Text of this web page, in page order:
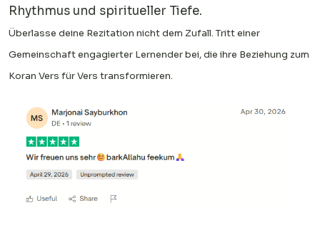
Rhythmus und spiritueller Tiefe.
Überlasse deine Rezitation nicht dem Zufall. Tritt einer
Gemeinschaft engagierter Lernender bei, die ihre Beziehung zum
Koran Vers für Vers transformieren.